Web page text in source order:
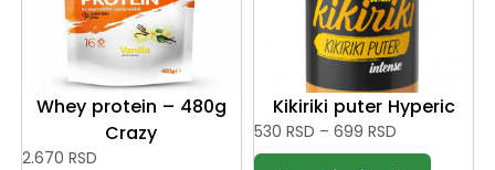
Whey protein – 480g
Crazy
2.670 RSD
Kikiriki puter Hyperic
530 RSD – 699 RSD